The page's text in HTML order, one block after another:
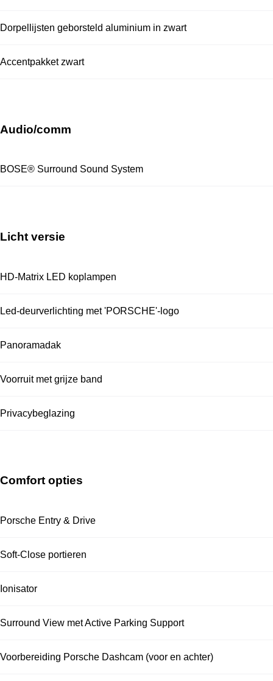
Dorpellijsten geborsteld aluminium in zwart
Accentpakket zwart
Audio/comm
BOSE® Surround Sound System
Licht versie
HD-Matrix LED koplampen
Led-deurverlichting met 'PORSCHE'-logo
Panoramadak
Voorruit met grijze band
Privacybeglazing
Comfort opties
Porsche Entry & Drive
Soft-Close portieren
Ionisator
Surround View met Active Parking Support
Voorbereiding Porsche Dashcam (voor en achter)